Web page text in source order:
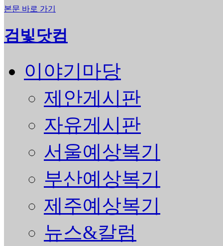
본문 바로 가기
검빛닷컴
이야기마당
제안게시판
자유게시판
서울예상복기
부산예상복기
제주예상복기
뉴스&칼럼